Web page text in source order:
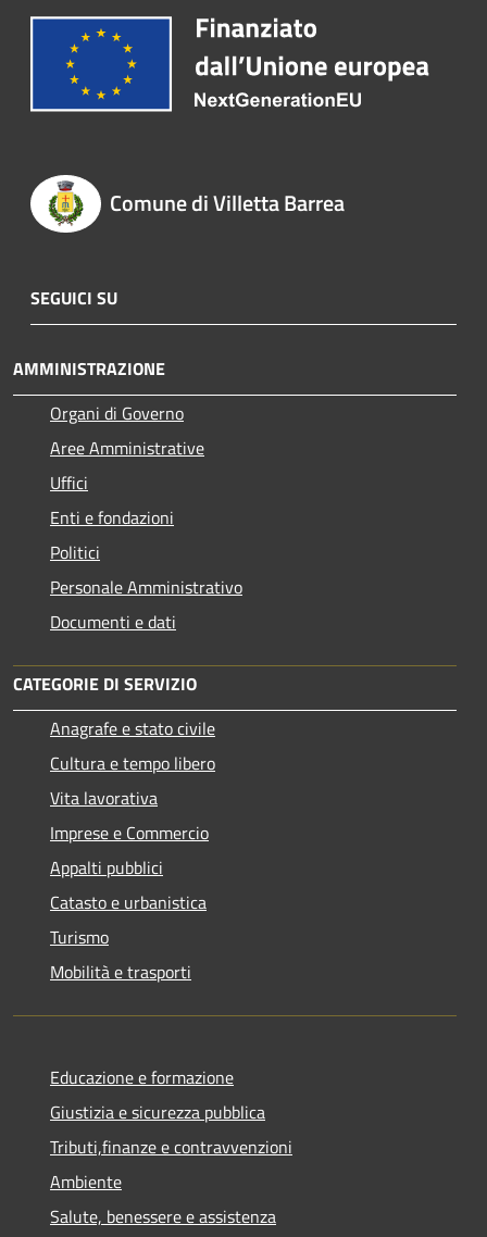
Comune di Villetta Barrea
SEGUICI SU
AMMINISTRAZIONE
Organi di Governo
Aree Amministrative
Uffici
Enti e fondazioni
Politici
Personale Amministrativo
Documenti e dati
CATEGORIE DI SERVIZIO
Anagrafe e stato civile
Cultura e tempo libero
Vita lavorativa
Imprese e Commercio
Appalti pubblici
Catasto e urbanistica
Turismo
Mobilità e trasporti
Educazione e formazione
Giustizia e sicurezza pubblica
Tributi,finanze e contravvenzioni
Ambiente
Salute, benessere e assistenza